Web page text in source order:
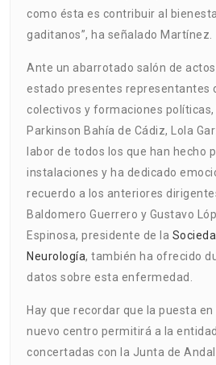
como ésta es contribuir al
gaditanos”, ha señalado Martínez.
Ante un abarrotado salón de
estado presentes representantes
colectivos y formaciones
Parkinson Bahía de Cádiz, Lola
labor de todos los que han hecho
instalaciones y ha dedicado
recuerdo a los anteriores
Baldomero Guerrero y Gustavo
Espinosa, presidente de la
Neurología, también ha ofrecido
datos sobre esta enfermedad.
Hay que recordar que la puesta
nuevo centro permitirá a la
concertadas con la Junta de